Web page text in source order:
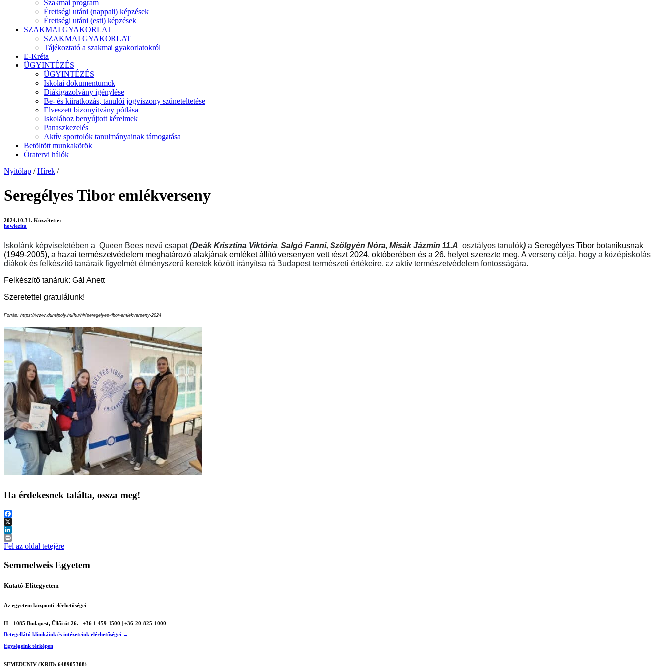
Szakmai program
Érettségi utáni (nappali) képzések
Érettségi utáni (esti) képzések
SZAKMAI GYAKORLAT
SZAKMAI GYAKORLAT
Tájékoztató a szakmai gyakorlatokról
E-Kréta
ÜGYINTÉZÉS
ÜGYINTÉZÉS
Iskolai dokumentumok
Diákigazolvány igénylése
Be- és kiiratkozás, tanulói jogviszony szüneteltetése
Elveszett bizonyítvány pótlása
Iskolához benyújtott kérelmek
Panaszkezelés
Aktív sportolók tanulmányainak támogatása
Betöltött munkakörök
Óratervi hálók
Nyitólap / Hírek /
Seregélyes Tibor emlékverseny
2024.10.31. Közzétette:
howlezita
Iskolánk képviseletében a Queen Bees nevű csapat(Deák Krisztina Viktória, Salgó Fanni, Szölgyén Nóra, Misák Jázmin 11.A osztályos tanulók) a Seregélyes Tibor botanikusnak
(1949-2005), a hazai természetvédelem meghatározó alakjának emléket állító versenyen vett részt 2024. októberében és a 26. helyet szerezte meg. Averseny célja, hogy a középiskolás
diákok és felkészítő tanáraik figyelmét élményszerű keretek között irányítsa rá Budapest természeti értékeire, az aktív természetvédelem fontosságára.
Felkészítő tanáruk: Gál Anett
Szeretettel gratulálunk!
Forrás: https://www.dunaipoly.hu/hu/hir/seregelyes-tibor-emlekverseny-2024
Ha érdekesnek találta, ossza meg!
Facebook
X
LinkedIn
Print
Fel az oldal tetejére
Semmelweis Egyetem
Kutató-Elitegyetem
Az egyetem központi elérhetőségei
H - 1085 Budapest, Üllői út 26.
+36 1 459-1500 | +36-20-825-1000
Betegellátó klinikáink és intézeteink elérhetőségei →
Egységeink térképen
SEMEDUNIV (KRID: 648905308)